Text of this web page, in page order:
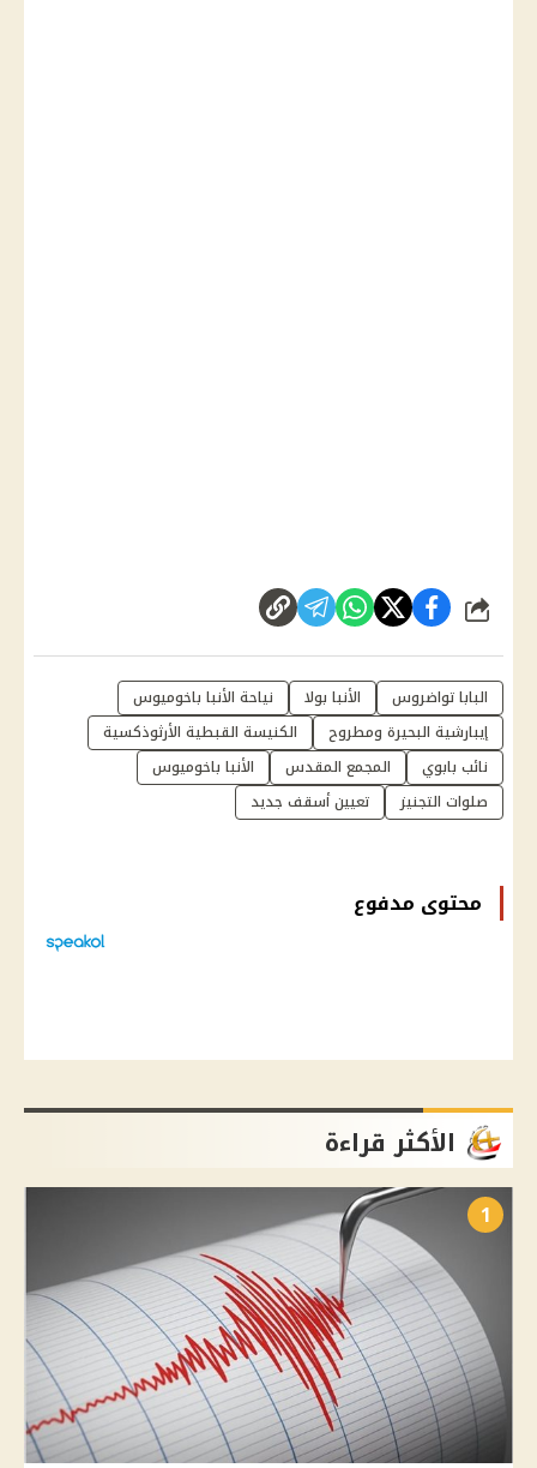
شارك
البابا تواضروس الأنبا بولا
نياحة الأنبا باخوميوس
إيبارشية البحيرة ومطروح
الكنيسة القبطية الأرثوذكسية
نائب بابوي
المجمع المقدس
الأنبا باخوميوس
صلوات التجنيز
تعيين أسقف جديد
محتوى مدفوع
الأكثر قراءة
1